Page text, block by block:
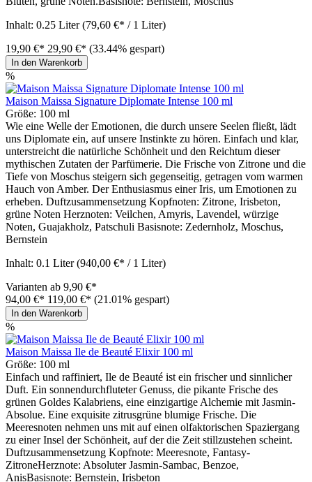
Inhalt: 0.25 Liter(79,60 €* / 1 Liter)
19,90 €* 29,90 €* (33.44% gespart)
In den Warenkorb
%
Maison Maissa Signature Diplomate Intense 100 ml
Größe: 100 ml
Wie eine Welle der Emotionen, die durch unsere Seelen fließt, lädt
uns Diplomate ein, auf unsere Instinkte zu hören. Einfach und klar,
unterstreicht die natürliche Schönheit und den Reichtum dieser
mythischen Zutaten der Parfümerie. Die Frische von Zitrone und die
Tiefe von Moschus steigern sich gegenseitig, getragen vom warmen
Hauch von Amber. Der Enthusiasmus einer Iris, um Emotionen zu
erheben. Duftzusammensetzung Kopfnoten: Zitrone, Irisbeton,
grüne Noten Herznoten: Veilchen, Amyris, Lavendel, würzige
Noten, Guajakholz, Patschuli Basisnote: Zedernholz, Moschus,
Bernstein
Inhalt: 0.1 Liter(940,00 €* / 1 Liter)
Varianten ab 9,90 €*
94,00 €* 119,00 €* (21.01% gespart)
In den Warenkorb
%
Maison Maissa Ile de Beauté Elixir 100 ml
Größe: 100 ml
Einfach und raffiniert, Ile de Beauté ist ein frischer und sinnlicher
Duft. Ein sonnendurchfluteter Genuss, die pikante Frische des
grünen Goldes Kalabriens, eine einzigartige Alchemie mit Jasmin-
Absolue. Eine exquisite zitrusgrüne blumige Frische. Die
Meeresnoten nehmen uns mit auf einen olfaktorischen Spaziergang
zu einer Insel der Schönheit, auf der die Zeit stillzustehen scheint.
Duftzusammensetzung Kopfnote: Meeresnote, Fantasy-
ZitroneHerznote: Absoluter Jasmin-Sambac, Benzoe,
AnisBasisnote: Bernstein, Irisbeton